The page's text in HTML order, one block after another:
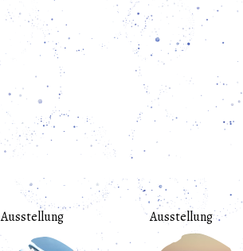
Ausstellung Ausstellung